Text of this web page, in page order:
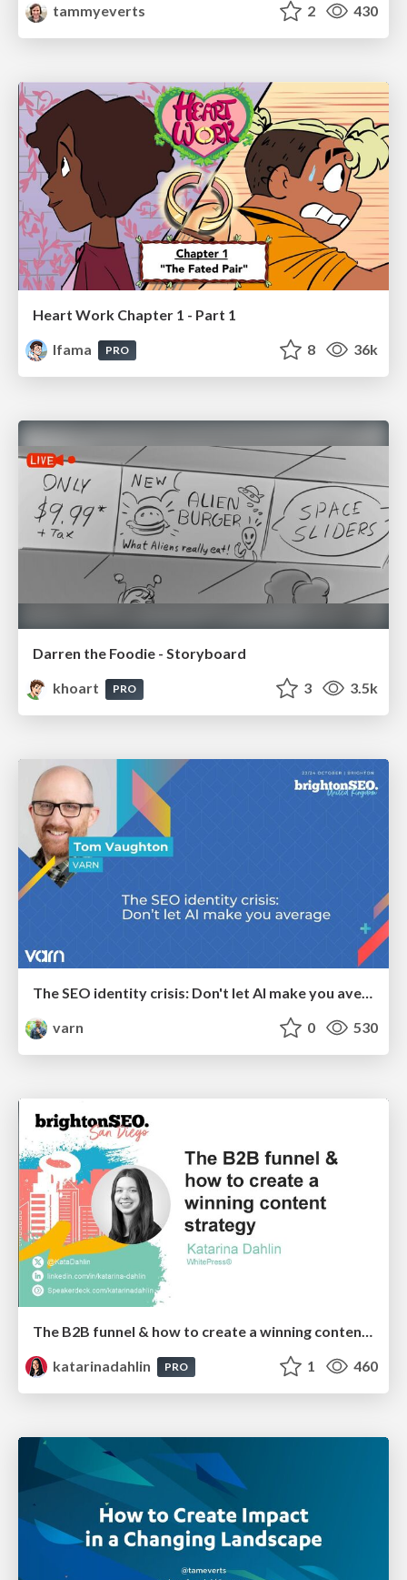
tammyeverts
2 430
Heart Work Chapter 1 - Part 1
lfama
PRO 8 36k
Darren the Foodie - Storyboard
khoart
PRO 3 3.5k
The SEO identity crisis: Don't let AI make you average
varn
0 530
The B2B funnel & how to create a winning content strategy
katarinadahlin
PRO 1 460